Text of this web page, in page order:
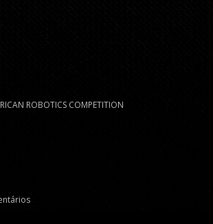
ROBOTICS COMPETITION